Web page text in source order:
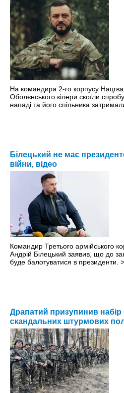
На командира 2-го корпусу
Оболєнського кілери скоїли
нападі та його спільника
Білецький не має
війни, відео
Командир Третього армійського
Андрій Білецький заявив, що до
буде балотуватися в президенти.
Драпатий призупинив набір
скандальних штурмових